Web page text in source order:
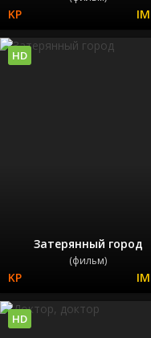
Затерянный город
(фильм)
HD
HD